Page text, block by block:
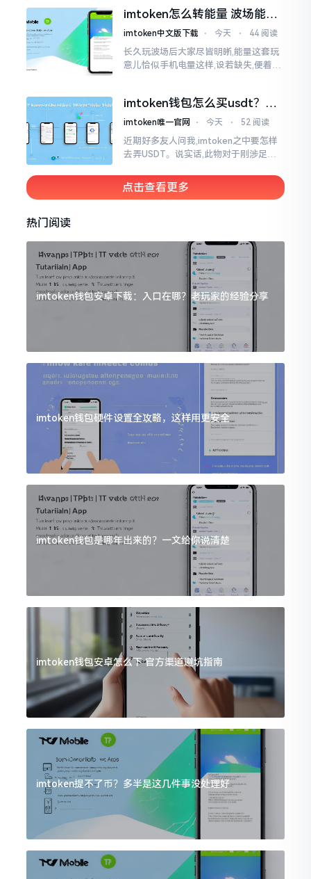
给予支持
imtoken怎么转能量 波场能量
转换教程
imtoken中文版下载 ⋅ 今天 ⋅ 44 阅读
长久玩波场后大家尽皆明晰,能量这套玩
意儿恰似手机电量这样,设若缺失,便着实
imtoken钱包怎么买usdt？老
手教你简单三步搞定
imtoken唯一官网 ⋅ 今天 ⋅ 52 阅读
近期好多友人问我,imtoken之中要怎样
去弄USDT。说实话,此物对于刚涉足币
泰达币,跟美元以1:1挂钩
点击查看更多
热门阅读
imtoken钱包安卓下载：入口在哪？老玩家的经验分享
imtoken钱包硬件设置全攻略，这样用更安全
imtoken钱包是哪年出来的？一文给你说清楚
imtoken钱包安卓怎么下 官方渠道避坑指南
imtoken提不了币？多半是这几件事没处理好